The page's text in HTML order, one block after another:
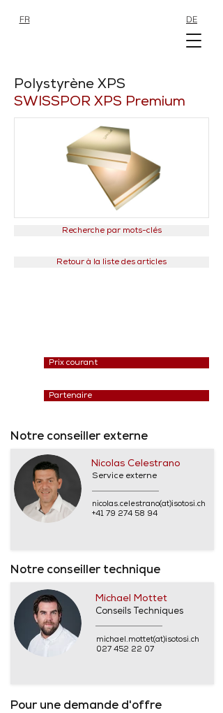
FR DE
Polystyrène XPS
SWISSPOR XPS Premium
Recherche par mots-clés
Retour à la liste des articles
Prix courant
Partenaire
Notre conseiller externe
Nicolas Celestrano
Service externe
nicolas.celestrano(at)isotosi.ch
+41 79 274 58 94
Notre conseiller technique
Michael Mottet
Conseils Techniques
michael.mottet(at)isotosi.ch
027 452 22 07
Pour une demande d'offre